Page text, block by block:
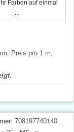
Farben auf einmal
Preis pro 1 m,
708197740140